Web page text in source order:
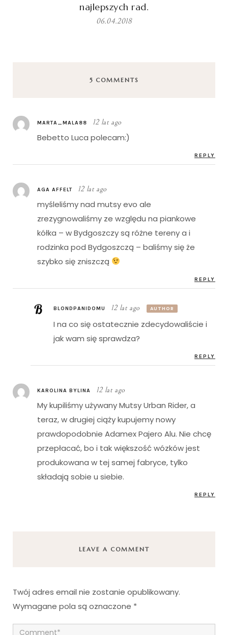
najlepszych rad.
06.04.2018
5 COMMENTS
MARTA_MALA88 12 lat ago
Bebetto Luca polecam:)
REPLY
AGA AFFELT 12 lat ago
myśleliśmy nad mutsy evo ale
zrezygnowaliśmy ze względu na piankowe
kółka – w Bydgoszczy są różne tereny a i
rodzinka pod Bydgoszczą – baliśmy się że
szybko się zniszczą
REPLY
BLONDPANIDOMU 12 lat ago AUTHOR
I na co się ostatecznie zdecydowaliście i
jak wam się sprawdza?
REPLY
KAROLINA BYLINA 12 lat ago
My kupiliśmy używany Mutsy Urban Rider, a
teraz, w drugiej ciąży kupujemy nowy
prawdopodobnie Adamex Pajero Alu. Nie chcę
przepłacać, bo i tak większość wózków jest
produkowana w tej samej fabryce, tylko
składają sobie u siebie.
REPLY
LEAVE A COMMENT
Twój adres email nie zostanie opublikowany.
Wymagane pola są oznaczone *